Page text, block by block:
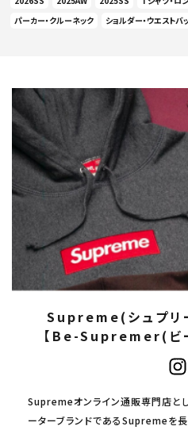
パーカー・クルーネック
ショルダー・ウエストバ
Supreme(シュプリ
【Be-Supremer(ビ
Supremeオンライン通販専門店と
ーターブランドであるSupremeを長